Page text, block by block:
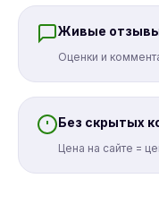
Живые
Оценки и
Без скрытых
Цена на сайте =